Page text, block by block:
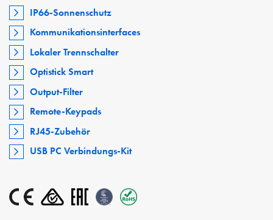
IP66-Sonnenschutz
Kommunikationsinterfaces
Lokaler Trennschalter
Optistick Smart
Output-Filter
Remote-Keypads
RJ45-Zubehör
USB PC Verbindungs-Kit